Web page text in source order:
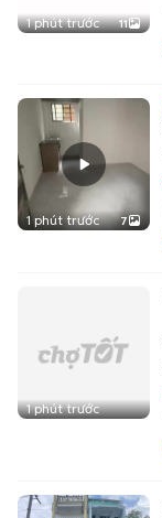
1 phút trước 11
1 phút trước 7
1 phút trước